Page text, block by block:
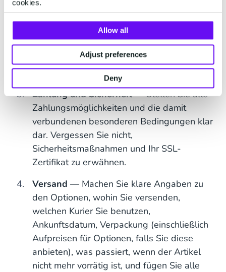
cookies.
Allow all
Adjust preferences
Deny
können oder einen automatischen
müssen klar kommunizieren, wie Sie Ihren
Kunden helfen, ihre Bestellungen zu
verfolgen. Das gibt ihnen das Gefühl, dass
sie in guten Händen sind.
Zahlung und Sicherheit— Stellen Sie alle
Zahlungsmöglichkeiten und die damit
verbundenen besonderen Bedingungen klar
dar. Vergessen Sie nicht,
Sicherheitsmaßnahmen und Ihr SSL-
Zertifikat zu erwähnen.
Versand — Machen Sie klare Angaben zu
den Optionen, wohin Sie versenden,
welchen Kurier Sie benutzen,
Ankunftsdatum, Verpackung (einschließlich
Aufpreisen für Optionen, falls Sie diese
anbieten), was passiert, wenn der Artikel
nicht mehr vorrätig ist, und fügen Sie alle